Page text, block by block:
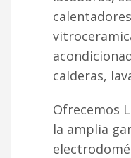
calderas,
Ofrecemos
la amplia